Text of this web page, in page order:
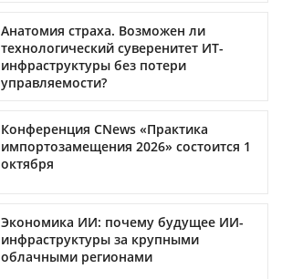
Анатомия страха. Возможен ли
технологический суверенитет ИТ-
инфраструктуры без потери
управляемости?
Конференция CNews «Практика
импортозамещения 2026» состоится 1
октября
Экономика ИИ: почему будущее ИИ-
инфраструктуры за крупными
облачными регионами